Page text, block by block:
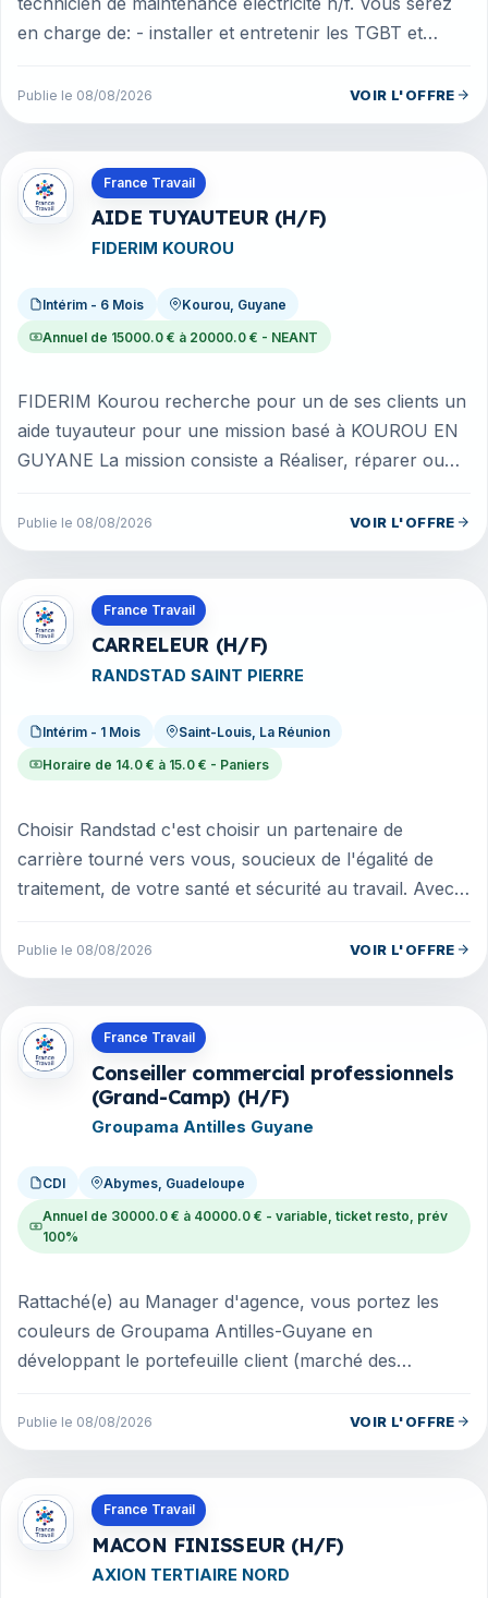
en charge de: - installer et entretenir les TGBT et
Publie le 08/08/2026 VOIR L'OFFRE
France Travail
AIDE TUYAUTEUR (H/F)
FIDERIM KOUROU
Intérim - 6 Mois Kourou, Guyane
Annuel de 15000.0 € à 20000.0 € - NEANT
FIDERIM Kourou recherche pour un de ses clients un
aide tuyauteur pour une mission basé à KOUROU EN
GUYANE La mission consiste a Réaliser, réparer ou
Publie le 08/08/2026 VOIR L'OFFRE
Offres en Guyane
France Travail
CARRELEUR (H/F)
RANDSTAD SAINT PIERRE
Intérim - 1 Mois Saint-Louis, La Réunion
Horaire de 14.0 € à 15.0 € - Paniers
Choisir Randstad c'est choisir un partenaire de
carrière tourné vers vous, soucieux de l'égalité de
traitement, de votre santé et sécurité au travail. Avec
Publie le 08/08/2026 VOIR L'OFFRE
Offres en La Réunion
France Travail
Conseiller commercial professionnels
(Grand-Camp) (H/F)
Groupama Antilles Guyane
CDI Abymes, Guadeloupe
Annuel de 30000.0 € à 40000.0 € - variable, ticket resto, prév
100%
Rattaché(e) au Manager d'agence, vous portez les
couleurs de Groupama Antilles-Guyane en
développant le portefeuille client (marché des
Publie le 08/08/2026 VOIR L'OFFRE
Offres en Guadeloupe
France Travail
MACON FINISSEUR (H/F)
AXION TERTIAIRE NORD
Offres en La Réunion